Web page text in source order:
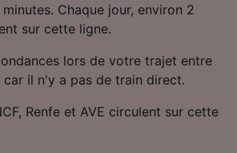
Chaque jour, environ 2
sur cette ligne.
lors de votre trajet entre
car il n'y a pas de train direct.
Renfe et AVE circulent sur cette